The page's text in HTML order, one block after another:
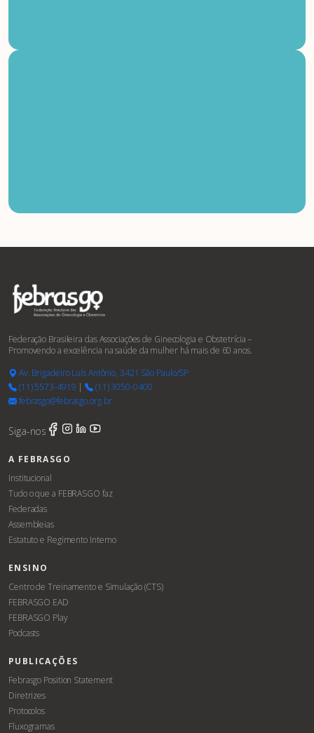
Federação Brasileira das Associações de Ginecologia e Obstetrícia –
Promovendo a excelência na saúde da mulher há mais de 60 anos.
Av. Brigadeiro Luís Antônio, 3421 São Paulo/SP
(11) 5573-4919 |
(11) 3050-0400
febrasgo@febrasgo.org.br
Siga-nos
A FEBRASGO
Institucional
Tudo o que a FEBRASGO faz
Federadas
Assembleias
Estatuto e Regimento Interno
ENSINO
Centro de Treinamento e Simulação (CTS)
FEBRASGO EAD
FEBRASGO Play
Podcasts
PUBLICAÇÕES
Febrasgo Position Statement
Diretrizes
Protocolos
Fluxogramas